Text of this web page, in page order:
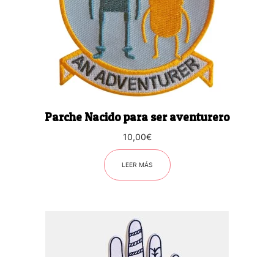
Parche Nacido para ser aventurero
10,00€
LEER MÁS